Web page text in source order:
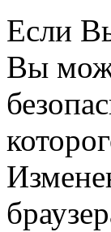
Если
Вы